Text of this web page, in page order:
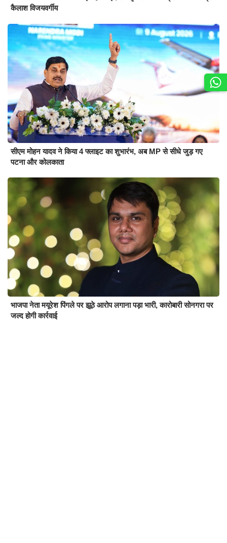
कैलाश विजयवर्गीय
सीएम मोहन यादव ने किया 4 फ्लाइट का शुभारंभ, अब MP से सीधे जुड़ गए
पटना और कोलकाता
भाजपा नेता मयूरेश पिंगले पर झूठे आरोप लगाना पड़ा भारी, कारोबारी सोनगरा पर
जल्द होगी कार्रवाई